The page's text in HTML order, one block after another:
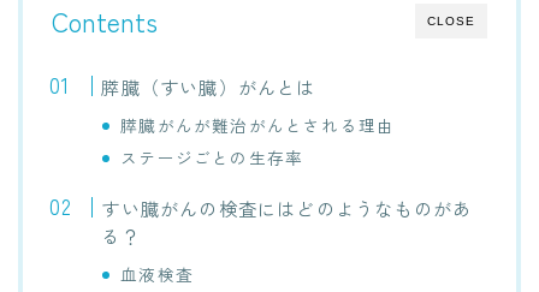
CLOSE
Contents
膵臓（すい臓）がんとは
膵臓がんが難治がんとされる理由
ステージごとの生存率
すい臓がんの検査にはどのようなものがあ
る？
血液検査